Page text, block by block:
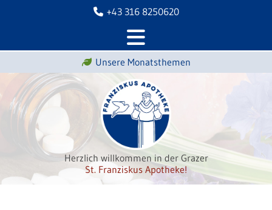
 +43 316 8250620
 Unsere Monatsthemen
Herzlich willkommen in der Grazer
St. Franziskus Apotheke!